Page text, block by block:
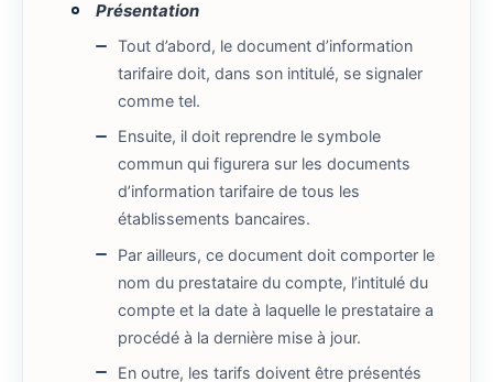
Présentation
Tout d’abord, le document d’information
tarifaire doit, dans son intitulé, se signaler
comme tel.
Ensuite, il doit reprendre le symbole
commun qui figurera sur les documents
d’information tarifaire de tous les
établissements bancaires.
Par ailleurs, ce document doit comporter le
nom du prestataire du compte, l’intitulé du
compte et la date à laquelle le prestataire a
procédé à la dernière mise à jour.
En outre, les tarifs doivent être présentés